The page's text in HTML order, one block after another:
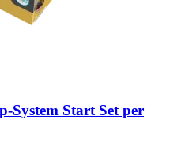
​System Start Set per